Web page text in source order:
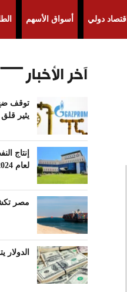
اقتصاد دولي أسواق الأسهم
آخر الأخبار
توقف ضخ
يثير قلق
إنتاج
لعام 2024
مصر
الدولار